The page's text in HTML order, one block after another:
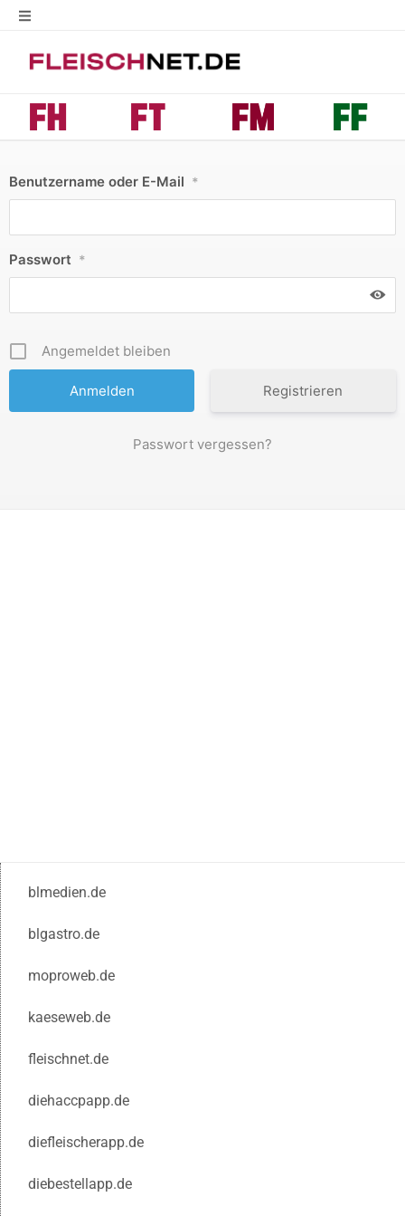
Benutzername oder E-Mail *
Passwort *
Angemeldet bleiben
Registrieren
Passwort vergessen?
blmedien.de
blgastro.de
moproweb.de
kaeseweb.de
fleischnet.de
diehaccpapp.de
diefleischerapp.de
diebestellapp.de